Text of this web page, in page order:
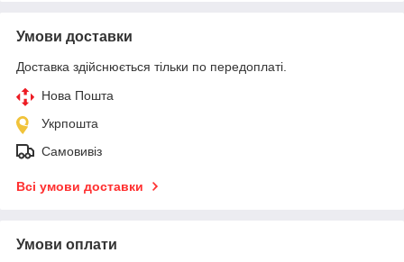
Умови доставки
Доставка здійснюється тільки по передоплаті.
Нова Пошта
Укрпошта
Самовивіз
Всі умови доставки
Умови оплати